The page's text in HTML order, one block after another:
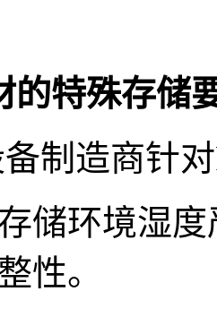
的特殊存储
制造商针
储环境湿
性。